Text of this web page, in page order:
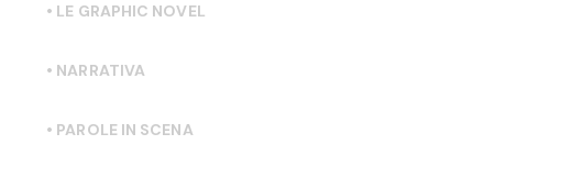
• LE GRAPHIC NOVEL
• NARRATIVA
• PAROLE IN SCENA